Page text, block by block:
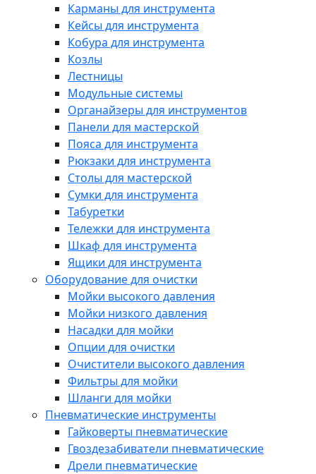
Карманы для инструмента
Кейсы для инструмента
Кобура для инструмента
Козлы
Лестницы
Модульные системы
Органайзеры для инструментов
Панели для мастерской
Пояса для инструмента
Рюкзаки для инструмента
Столы для мастерской
Сумки для инструмента
Табуретки
Тележки для инструмента
Шкаф для инструмента
Ящики для инструмента
Оборудование для очистки
Мойки высокого давления
Мойки низкого давления
Насадки для мойки
Опции для очистки
Очистители высокого давления
Фильтры для мойки
Шланги для мойки
Пневматические инструменты
Гайковерты пневматические
Гвоздезабиватели пневматические
Дрели пневматические